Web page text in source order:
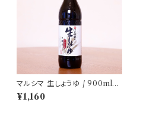
マルシマ 生しょうゆ / 900ml【c
amecameセレクト調味料】
¥1,160